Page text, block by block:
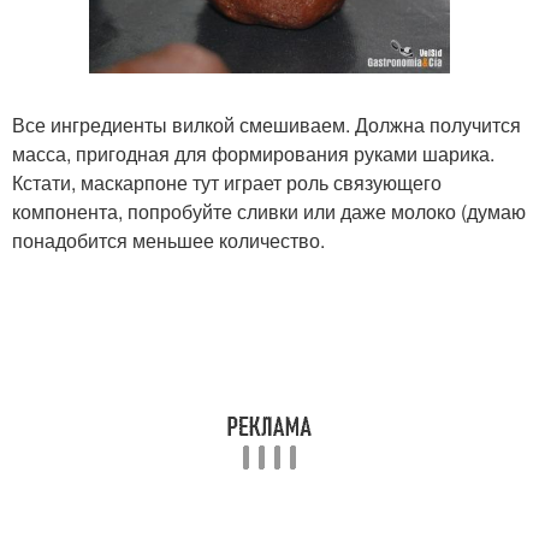
Все ингредиенты вилкой смешиваем. Должна получится
масса, пригодная для формирования руками шарика.
Кстати, маскарпоне тут играет роль связующего
компонента, попробуйте сливки или даже молоко (думаю
понадобится меньшее количество.